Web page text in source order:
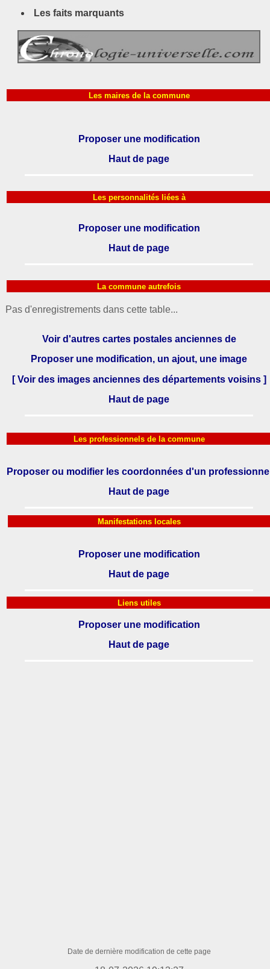
Les faits marquants
Les maires de la commune
Proposer une modification
Haut de page
Les personnalités liées à
Proposer une modification
Haut de page
La commune autrefois
Pas d'enregistrements dans cette table...
Voir d'autres cartes postales anciennes de
Proposer une modification, un ajout, une image
[ Voir des images anciennes des départements voisins ]
Haut de page
Les professionnels de la commune
Proposer ou modifier les coordonnées d'un
Haut de page
Manifestations locales
Proposer une modification
Haut de page
Liens utiles
Proposer une modification
Haut de page
Date de dernière modification de cette page